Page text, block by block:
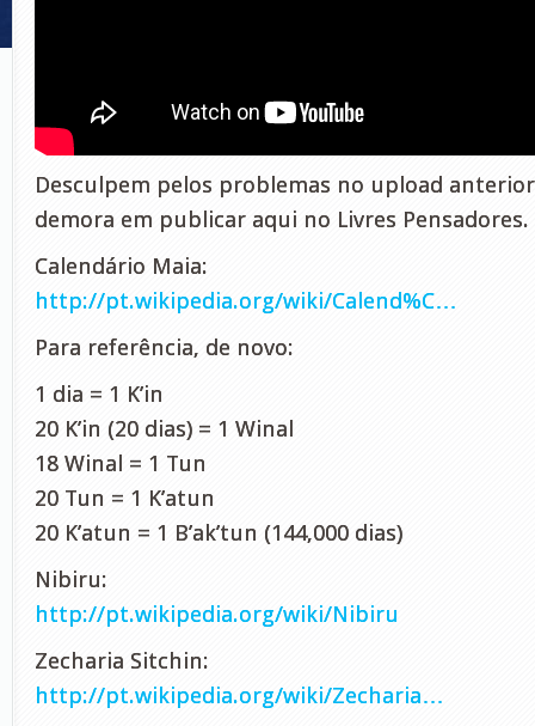
Desculpem pelos problemas no upload
demora em publicar aqui no Livres Pensadores.
Calendário Maia:
http://pt.wikipedia.org/wiki/Calend%C…
Para referência, de novo:
1 dia = 1 K’in
20 K’in (20 dias) = 1 Winal
18 Winal = 1 Tun
20 Tun = 1 K’atun
20 K’atun = 1 B’ak’tun (144,000 dias)
Nibiru:
http://pt.wikipedia.org/wiki/Nibiru
Zecharia Sitchin:
http://pt.wikipedia.org/wiki/Zecharia…